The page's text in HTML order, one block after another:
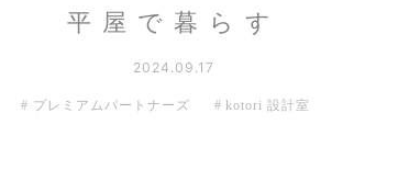
平屋で暮らす
2024.09.17
プレミアムパートナーズ kotori 設計室